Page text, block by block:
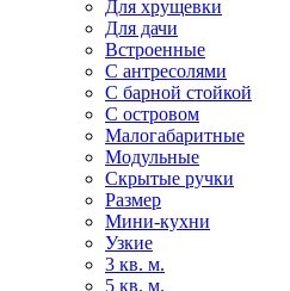
Для хрущевки
Для дачи
Встроенные
С антресолями
С барной стойкой
С островом
Малогабаритные
Модульные
Скрытые ручки
Размер
Мини-кухни
Узкие
3 кв. м.
5 кв. м.